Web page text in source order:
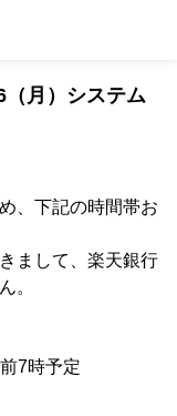
（月）システム
、下記の時間帯お
まして、楽天銀行
。
7時予定